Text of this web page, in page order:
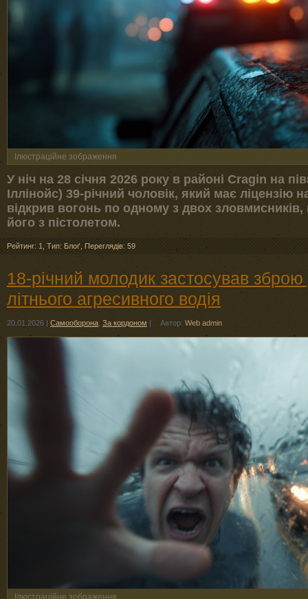
Ілюстраційне зображення
У ніч на 28 січня 2026 року в районі Cragin на
Іллінойс) 39-річний чоловік, який має ліцензію
відкрив вогонь по одному з двох
його з пістолетом.
Рейтинг: 1 Тип: Блоґ Переглядів: 59
18-річний молодик застосував зброю
літнього агресивного водія
20.01.2026 | Самооборона За кордоном | Автор: Web admin
Ілюстраційне зображення